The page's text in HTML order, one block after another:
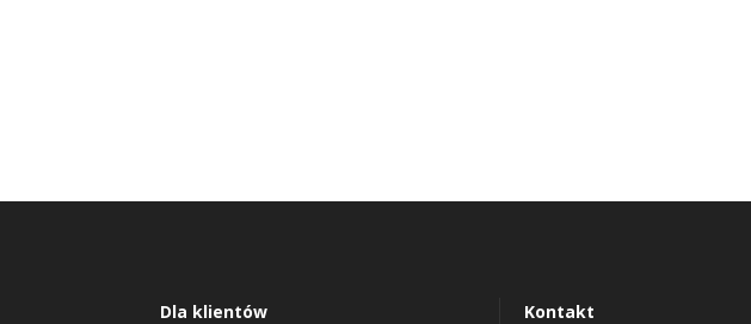
Dla klientów
Kontakt